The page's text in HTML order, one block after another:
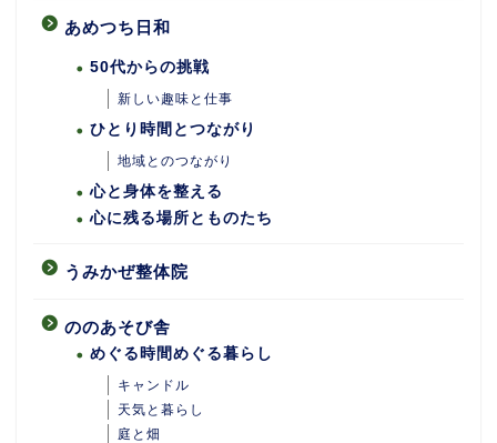
あめつち日和
50代からの挑戦
新しい趣味と仕事
ひとり時間とつながり
地域とのつながり
心と身体を整える
心に残る場所とものたち
うみかぜ整体院
ののあそび舎
めぐる時間めぐる暮らし
キャンドル
天気と暮らし
庭と畑